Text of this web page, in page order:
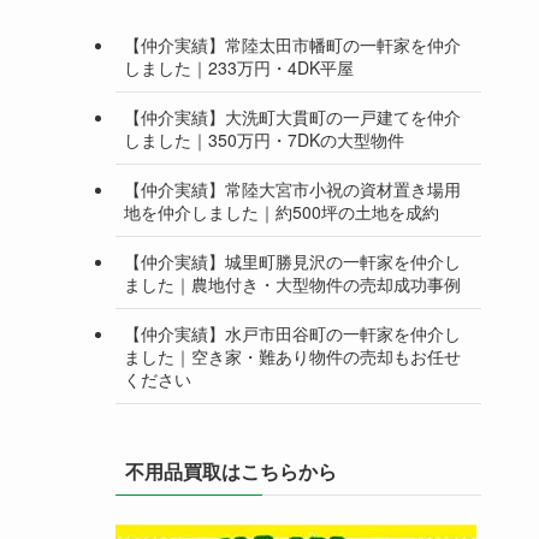
【仲介実績】常陸太田市幡町の一軒家を仲介
しました｜233万円・4DK平屋
【仲介実績】大洗町大貫町の一戸建てを仲介
しました｜350万円・7DKの大型物件
【仲介実績】常陸大宮市小祝の資材置き場用
地を仲介しました｜約500坪の土地を成約
【仲介実績】城里町勝見沢の一軒家を仲介し
ました｜農地付き・大型物件の売却成功事例
【仲介実績】水戸市田谷町の一軒家を仲介し
ました｜空き家・難あり物件の売却もお任せ
ください
不用品買取はこちらから